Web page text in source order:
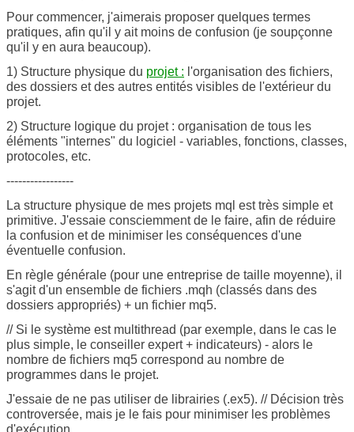
Pour commencer, j'aimerais proposer quelques termes
pratiques, afin qu'il y ait moins de confusion (je soupçonne
qu'il y en aura beaucoup).
1) Structure physique du projet : l'organisation des fichiers,
des dossiers et des autres entités visibles de l'extérieur du
projet.
2) Structure logique du projet : organisation de tous les
éléments "internes" du logiciel - variables, fonctions, classes,
protocoles, etc.
-----------------
La structure physique de mes projets mql est très simple et
primitive. J'essaie consciemment de le faire, afin de réduire
la confusion et de minimiser les conséquences d'une
éventuelle confusion.
En règle générale (pour une entreprise de taille moyenne), il
s'agit d'un ensemble de fichiers .mqh (classés dans des
dossiers appropriés) + un fichier mq5.
// Si le système est multithread (par exemple, dans le cas le
plus simple, le conseiller expert + indicateurs) - alors le
nombre de fichiers mq5 correspond au nombre de
programmes dans le projet.
J'essaie de ne pas utiliser de librairies (.ex5). // Décision très
controversée, mais je le fais pour minimiser les problèmes
d'exécution.